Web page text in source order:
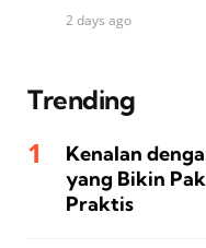
2 days ago
Trending
Kenalan
yang Bikin
Praktis